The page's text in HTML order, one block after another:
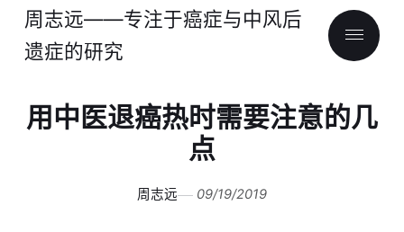
周志远——专注于癌症与中风后
遗症的研究
用中医退癌热时需要注意的几
点
周志远 09/19/2019